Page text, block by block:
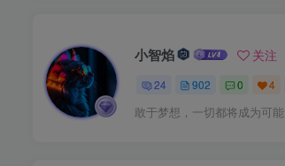
小智焰 关注
24 902 0 4
敢于梦想，一切都将成为可能